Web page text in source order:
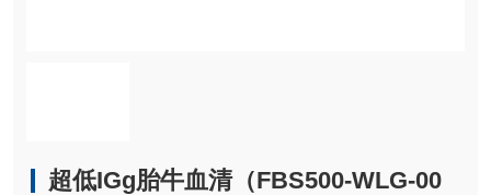
超低IGg胎牛血清（FBS500-WLG-00